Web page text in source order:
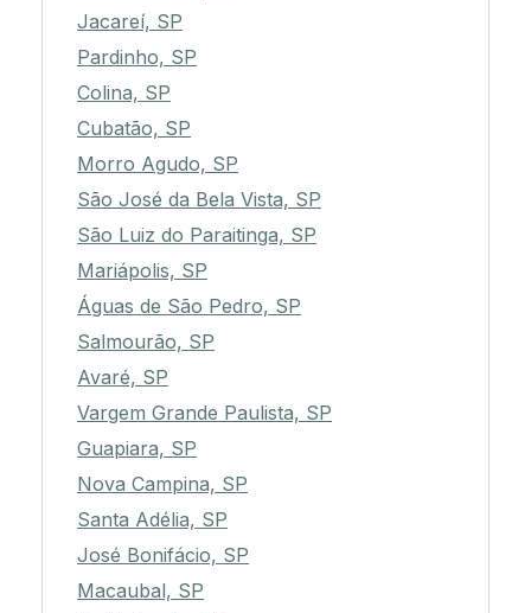
Jacareí, SP
Pardinho, SP
Colina, SP
Cubatão, SP
Morro Agudo, SP
São José da Bela Vista, SP
São Luiz do Paraitinga, SP
Mariápolis, SP
Águas de São Pedro, SP
Salmourão, SP
Avaré, SP
Vargem Grande Paulista, SP
Guapiara, SP
Nova Campina, SP
Santa Adélia, SP
José Bonifácio, SP
Macaubal, SP